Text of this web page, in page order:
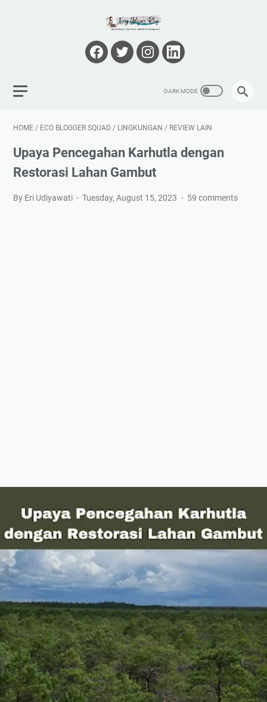
HOME / ECO BLOGGER SQUAD / LINGKUNGAN / REVIEW LAIN
Upaya Pencegahan Karhutla dengan
Restorasi Lahan Gambut
By Eri Udiyawati Tuesday, August 15, 2023 59 comments